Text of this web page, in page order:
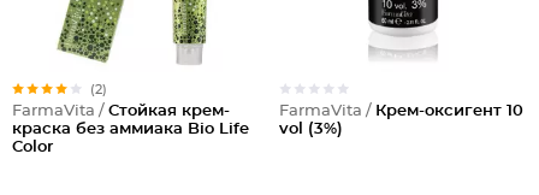
(2)
FarmaVita / Стойкая крем-
краска без аммиака Bio Life
Color
FarmaVita / Крем-оксигент 10
vol (3%)